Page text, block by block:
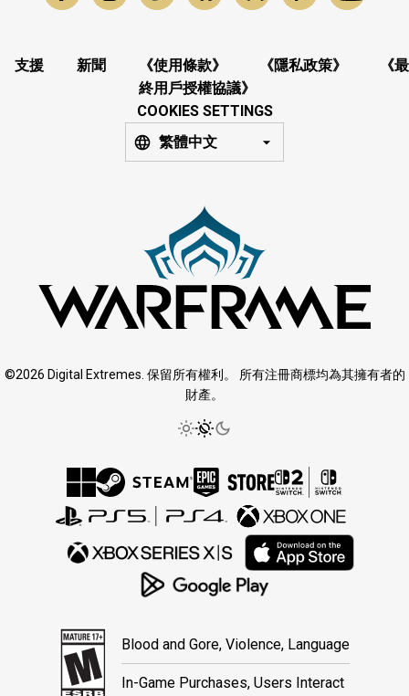
支援 新聞 《使用條款》 《隱私政策》
《最
終用戶授權協議》
COOKIES SETTINGS
繁體中文
©2026 Digital Extremes. 保留所有權利。 所有注冊商標均為其擁有者的
財產。
Blood and Gore, Violence, Language
In-Game Purchases, Users Interact